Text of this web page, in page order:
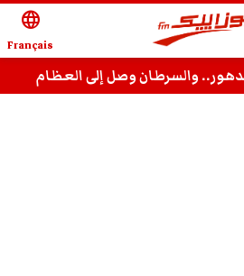
language
Français
والسرطان وصل إلى العظام